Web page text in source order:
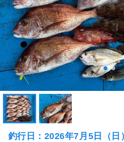
釣行日：2026年7月5日（日